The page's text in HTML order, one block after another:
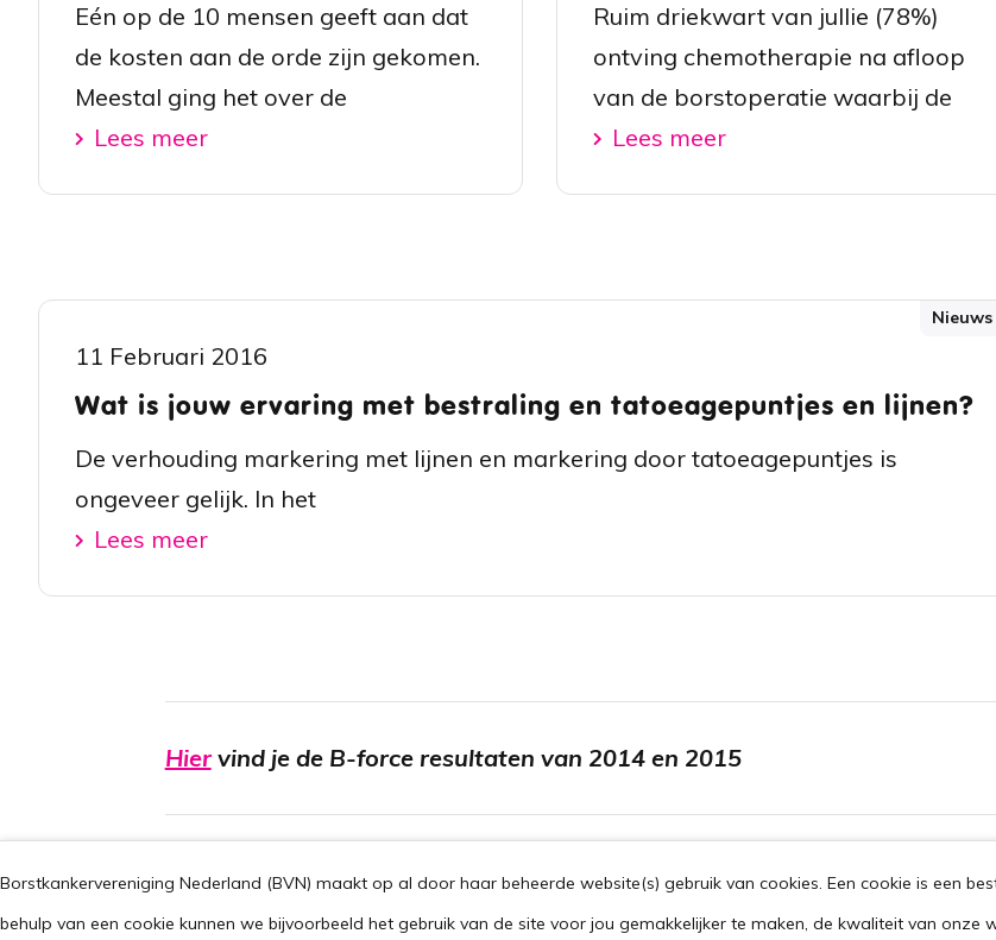
Eén op de 10 mensen geeft aan dat
de kosten aan de orde zijn gekomen.
Meestal ging het over de
Lees meer
Ruim driekwart van jullie (78%)
ontving chemotherapie na afloop
van de borstoperatie waarbij de
Lees meer
Nieuws
11 Februari 2016
Wat is jouw ervaring met bestraling en tatoeagepuntjes en lijnen?
De verhouding markering met lijnen en markering door tatoeagepuntjes is
ongeveer gelijk. In het
Lees meer
Hiervind je de B-force resultaten van 2014 en 2015
Borstkankervereniging Nederland (BVN) maakt op al door haar beheerde website(s) gebruik van cookies. Een cookie is een
behulp van een cookie kunnen we bijvoorbeeld het gebruik van de site voor jou gemakkelijker te maken, de kwaliteit van